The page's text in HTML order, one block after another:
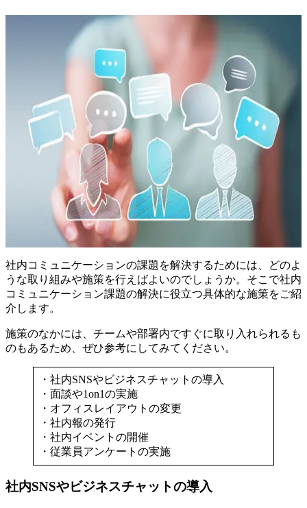
社内コミュニケーションの課題を解決するためには、どのよ
うな取り組みや施策を行えばよいのでしょうか。そこで社内
コミュニケーション課題の解決に役立つ具体的な施策をご紹
介します。
施策のなかには、チームや部署内ですぐに取り入れられるも
のもあるため、ぜひ参考にしてみてください。
・社内SNSやビジネスチャットの導入
・面談や1on1の実施
・オフィスレイアウトの変更
・社内報の発行
・社内イベントの開催
・従業員アンケートの実施
社内SNSやビジネスチャットの導入